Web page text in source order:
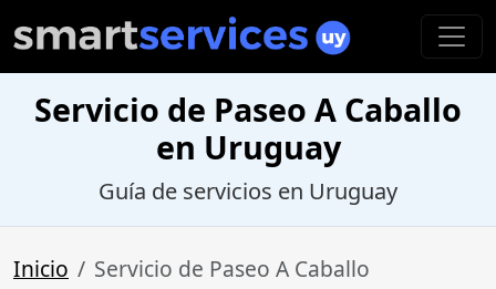
Servicio de Paseo A Caballo
en Uruguay
Guía de servicios en Uruguay
Inicio Servicio de Paseo A Caballo